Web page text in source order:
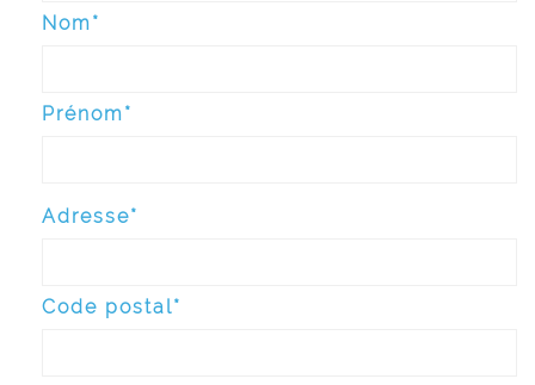
Nom*
Prénom*
Adresse*
Code postal*